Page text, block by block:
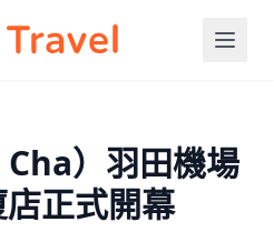
）羽田機場
正式開幕